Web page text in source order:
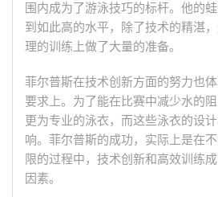
围内成为了游泳技巧的标杆。他的
到如此高的水平，除了技术的精湛
理的训练上做了大量的准备。
菲尔普斯在技术创新方面的努力也
要求上。为了能在比赛中减少水的
更为专业的泳衣，而这些泳衣的设
响。菲尔普斯的成功，实际上是在
限的过程中，技术创新和高效训练
因素。